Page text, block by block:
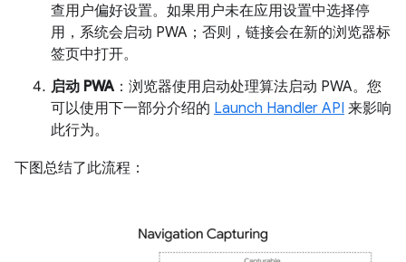
查用户偏好设置。如果用户未在应用设置中选择停
用，系统会启动 PWA；否则，链接会在新的浏览器标
签页中打开。
启动 PWA ：浏览器使用启动处理算法启动 PWA。您
可以使用下一部分介绍的 Launch Handler API 来影响
此行为。
下图总结了此流程：